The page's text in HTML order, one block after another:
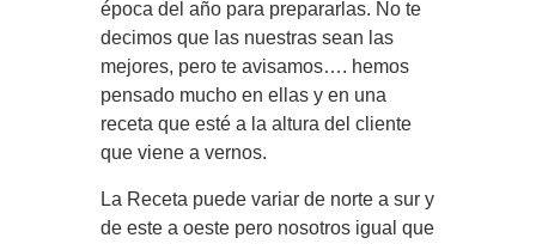
época del año para prepararlas. No te
decimos que las nuestras sean las
mejores, pero te avisamos…. hemos
pensado mucho en ellas y en una
receta que esté a la altura del cliente
que viene a vernos.
La Receta puede variar de norte a sur y
de este a oeste pero nosotros igual que